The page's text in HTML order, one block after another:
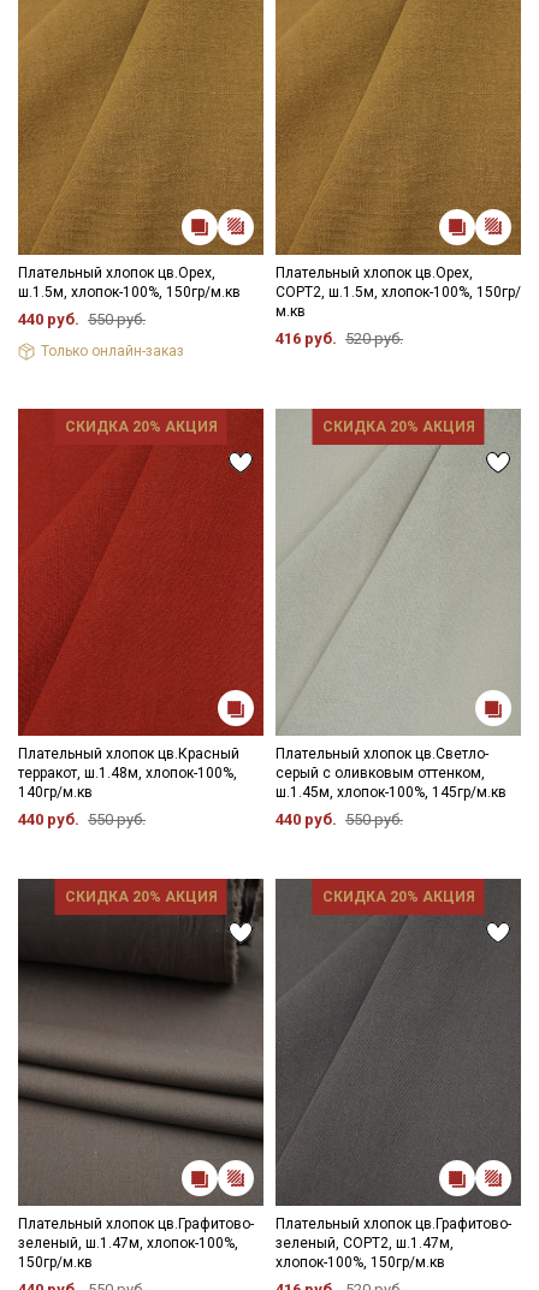
Плательный хлопок цв.Орех,
ш.1.5м, хлопок-100%, 150гр/м.кв
440 руб. 550 руб.
Только онлайн-заказ
Плательный хлопок цв.Орех,
СОРТ2, ш.1.5м, хлопок-100%, 150гр/
м.кв
416 руб. 520 руб.
СКИДКА 20% АКЦИЯ
Плательный хлопок цв.Красный
терракот, ш.1.48м, хлопок-100%,
140гр/м.кв
440 руб. 550 руб.
СКИДКА 20% АКЦИЯ
Плательный хлопок цв.Светло-
серый с оливковым оттенком,
ш.1.45м, хлопок-100%, 145гр/м.кв
440 руб. 550 руб.
СКИДКА 20% АКЦИЯ
Плательный хлопок цв.Графитово-
зеленый, ш.1.47м, хлопок-100%,
150гр/м.кв
СКИДКА 20% АКЦИЯ
Плательный хлопок цв.Графитово-
зеленый, СОРТ2, ш.1.47м,
хлопок-100%, 150гр/м.кв
Секретная рассылка от Купава
Мы публикуем здесь дополнительные
промокоды и скидки до 30% на узкие
категории тканей
Электронная почта
Подписаться
Ознакомлен(а) с
Политикой обработки персональных
данных
и даю
Согласие на обработку персональных
данных
Даю
Согласие на получение рекламных и
информационных рассылок